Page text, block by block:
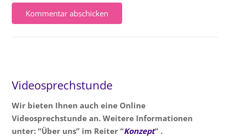
Kommentar abschicken
Videosprechstunde
Wir bieten Ihnen auch eine Online
Videosprechstunde an. Weitere Informationen
unter: “Über uns” im Reiter “Konzept” .